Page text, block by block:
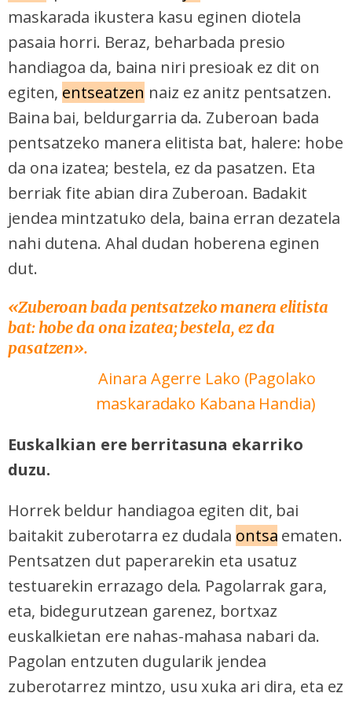
maskarada ikustera kasu eginen diotela
pasaia horri. Beraz, beharbada presio
handiagoa da, baina niri presioak ez dit on
egiten, entseatzen naiz ez anitz pentsatzen.
Baina bai, beldurgarria da. Zuberoan bada
pentsatzeko manera elitista bat, halere: hobe
da ona izatea; bestela, ez da pasatzen. Eta
berriak fite abian dira Zuberoan. Badakit
jendea mintzatuko dela, baina erran dezatela
nahi dutena. Ahal dudan hoberena eginen
dut.
«Zuberoan bada pentsatzeko manera elitista
bat: hobe da ona izatea; bestela, ez da
pasatzen».
Ainara Agerre Lako (Pagolako
maskaradako Kabana Handia)
Euskalkian ere berritasuna ekarriko
duzu.
Horrek beldur handiagoa egiten dit, bai
baitakit zuberotarra ez dudala ontsa ematen.
Pentsatzen dut paperarekin eta usatuz
testuarekin errazago dela. Pagolarrak gara,
eta, bidegurutzean garenez, bortxaz
euskalkietan ere nahas-mahasa nabari da.
Pagolan entzuten dugularik jendea
zuberotarrez mintzo, usu xuka ari dira, eta ez